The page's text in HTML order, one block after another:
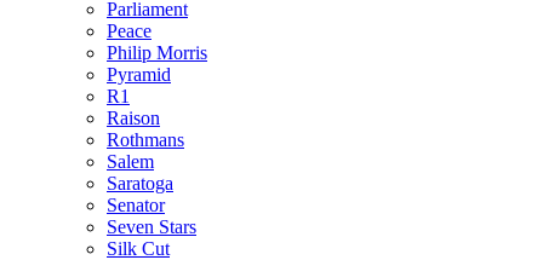
Parliament
Peace
Philip Morris
Pyramid
R1
Raison
Rothmans
Salem
Saratoga
Senator
Seven Stars
Silk Cut